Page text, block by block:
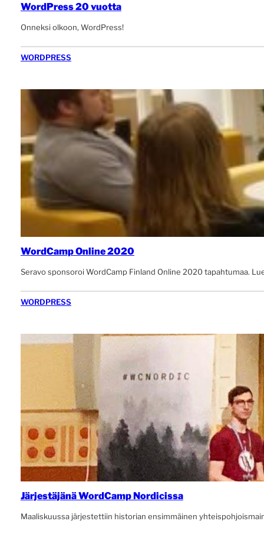
WordPress 20 vuotta
Onneksi olkoon, WordPress!
WORDPRESS
WordCamp Online 2020
Seravo sponsoroi WordCamp Finland Online 2020 tapahtumaa.
WORDPRESS
Järjestäjänä WordCamp Nordicissa
Maaliskuussa järjestettiin historian ensimmäinen